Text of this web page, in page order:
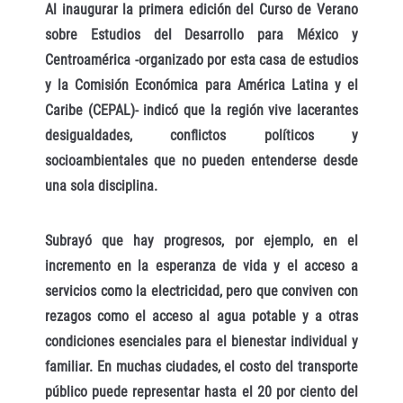
Al inaugurar la primera edición del Curso de Verano
sobre Estudios del Desarrollo para México y
Centroamérica -organizado por esta casa de estudios
y la Comisión Económica para América Latina y el
Caribe (CEPAL)- indicó que la región vive lacerantes
desigualdades, conflictos políticos y
socioambientales que no pueden entenderse desde
una sola disciplina.
Subrayó que hay progresos, por ejemplo, en el
incremento en la esperanza de vida y el acceso a
servicios como la electricidad, pero que conviven con
rezagos como el acceso al agua potable y a otras
condiciones esenciales para el bienestar individual y
familiar. En muchas ciudades, el costo del transporte
público puede representar hasta el 20 por ciento del